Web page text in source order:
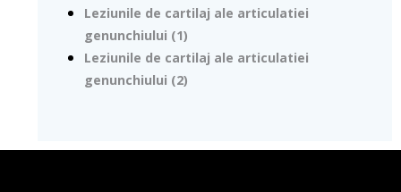
Leziunile de cartilaj ale articulatiei
genunchiului (1)
Leziunile de cartilaj ale articulatiei
genunchiului (2)